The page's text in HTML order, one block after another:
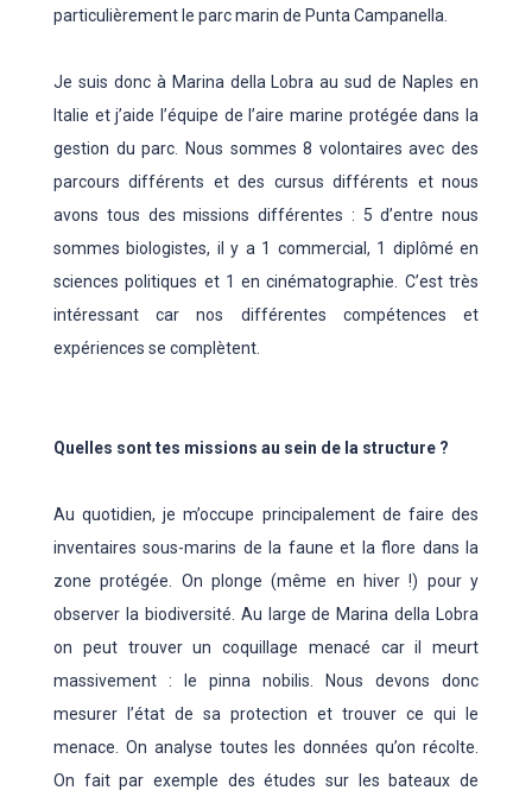
particulièrement le parc marin de Punta Campanella.
Je suis donc à Marina della Lobra au sud de Naples en
Italie et j’aide l’équipe de l’aire marine protégée dans la
gestion du parc. Nous sommes 8 volontaires avec des
parcours différents et des cursus différents et nous
avons tous des missions différentes : 5 d’entre nous
sommes biologistes, il y a 1 commercial, 1 diplômé en
sciences politiques et 1 en cinématographie. C’est très
intéressant car nos différentes compétences et
expériences se complètent.
Quelles sont tes missions au sein de la structure ?
Au quotidien, je m’occupe principalement de faire des
inventaires sous-marins de la faune et la flore dans la
zone protégée. On plonge (même en hiver !) pour y
observer la biodiversité. Au large de Marina della Lobra
on peut trouver un coquillage menacé car il meurt
massivement : le pinna nobilis. Nous devons donc
mesurer l’état de sa protection et trouver ce qui le
menace. On analyse toutes les données qu’on récolte.
On fait par exemple des études sur les bateaux de